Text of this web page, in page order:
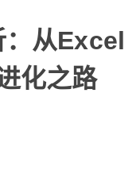
：从Excel
化之路